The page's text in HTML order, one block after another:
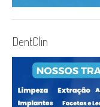
DentClin